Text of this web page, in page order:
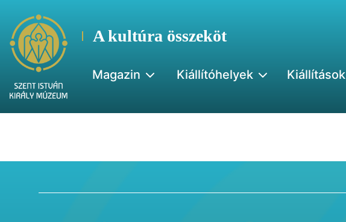
A kultúra összeköt
Magazin Kiállítóhelyek Kiállítások